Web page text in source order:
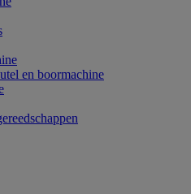
en boormachine